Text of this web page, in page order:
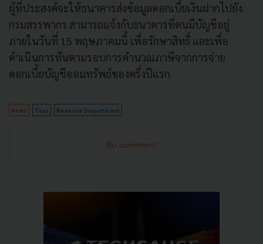
ผู้ที่ประสงค์จะให้ธนาคารส่งข้อมูลดอกเบี้ยเงินฝากไปยัง
กรมสรรพากร สามารถแจ้งกับธนาคารที่ตนมีบัญชีอยู่
ภายในวันที่ 15 พฤษภาคมนี้ เพื่อรักษาสิทธิ์ และเพื่อ
ดำเนินการทันตามรอบการคำนวณภาษีจากการจ่าย
ดอกเบี้ยบัญชีออมทรัพย์ของครึ่งปีแรก
News Taxs Revenue Department
No comment